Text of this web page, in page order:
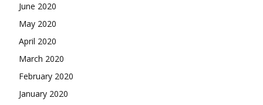
June 2020
May 2020
April 2020
March 2020
February 2020
January 2020